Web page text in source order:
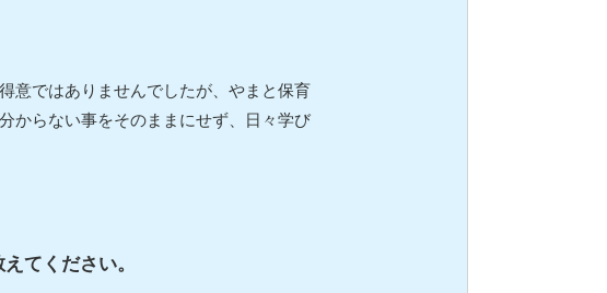
意ではありませんでしたが、やまと保育
からない事をそのままにせず、日々学び
てください。